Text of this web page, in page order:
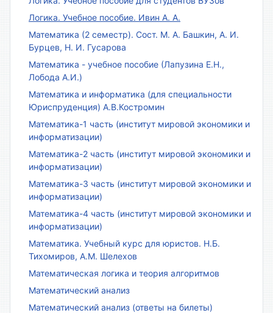
Логика. Учебное пособие. Ивин А. А.
Математика (2 семестр). Сост. М. А. Башкин, А. И.
Бурцев, Н. И. Гусарова
Математика - учебное пособие (Лапузина Е.Н.,
Лобода А.И.)
Математика и информатика (для специальности
Юриспруденция) А.В.Костромин
Математика-1 часть (институт мировой экономики и
информатизации)
Математика-2 часть (институт мировой экономики и
информатизации)
Математика-3 часть (институт мировой экономики и
информатизации)
Математика-4 часть (институт мировой экономики и
информатизации)
Математика. Учебный курс для юристов. Н.Б.
Тихомиров, А.М. Шелехов
Математическая логика и теория алгоритмов
Математический анализ
Математический анализ (ответы на билеты)